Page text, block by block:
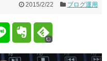
2015/2/22 ブログ運用